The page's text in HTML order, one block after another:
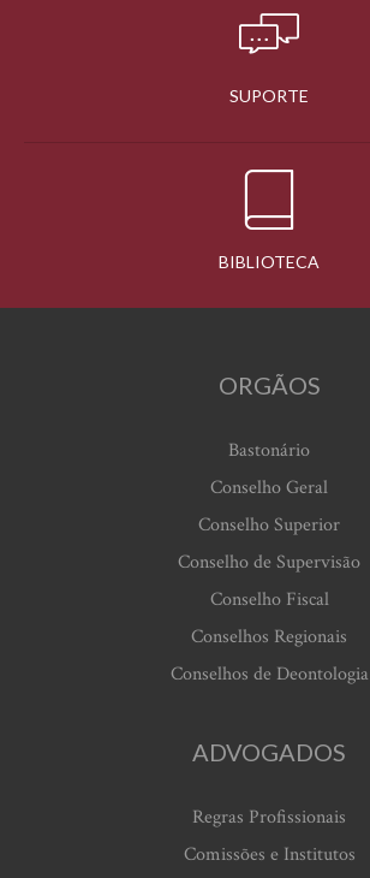
SUPORTE
BIBLIOTECA
ORGÃOS
Bastonário
Conselho Geral
Conselho Superior
Conselho de Supervisão
Conselho Fiscal
Conselhos Regionais
Conselhos de Deontologia
ADVOGADOS
Regras Profissionais
Comissões e Institutos